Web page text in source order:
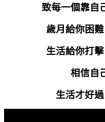
致每一個靠自
歲月給你困
生活給你打
相信自
生活才好